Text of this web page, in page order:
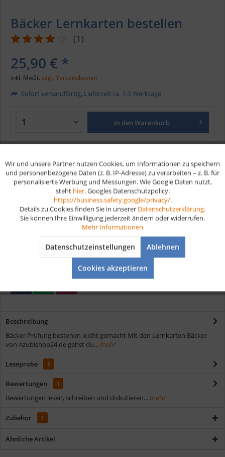
Bäcker Lernkarten bestellen
(1 )
25,90 € *
inkl. MwSt. zzgl. Versandkosten
Sofort versandfertig, Lieferzeit ca. 1-3 Werktage
In den Warenkorb
Artikel-Nr.:
139
EAN
9783961591367
Vorteile
Kostenloser Versand ab € 35,- Bestellwert
Schnelle Lieferung
Verschiedene Zahlungsmöglichkeiten
Beschreibung
Bäcker Prüfung bestehen leicht gemacht Mit den Lernkarten Bäcker
von Azubishop24.de gehst du... mehr
Leseprobe 1
Bewertungen
1
Bewertungen lesen, schreiben und diskutieren... mehr
Zubehör 1
Ähnliche Artikel
Funktionale Aktiv
Aktiv
Wir und unsere Partner nutzen Cookies, um Informationen zu speichern
und personenbezogene Daten (z. B. IP-Adresse) zu verarbeiten – z. B. für
personalisierte Werbung und Messungen. Wie Google Daten nutzt,
steht hier. Googles Datenschutzpolicy:
https://business.safety.google/privacy/.
Details zu Cookies finden Sie in unserer Datenschutzerklärung.
Sie können Ihre Einwilligung jederzeit ändern oder widerrufen.
Mehr Informationen
Datenschutzeinstellungen Ablehnen
Cookies akzeptieren